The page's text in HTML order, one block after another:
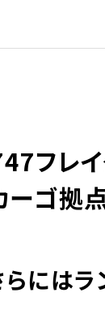
フレ
ゴ拠点
には